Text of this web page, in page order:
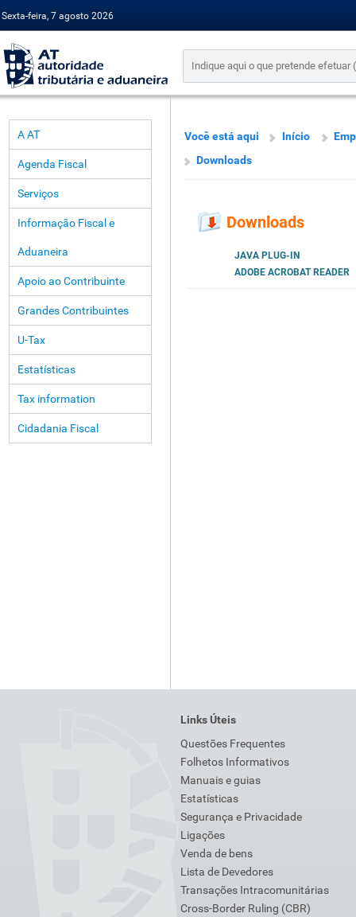
Sexta-feira, 7 agosto 2026
A AT
Agenda Fiscal
Serviços
Informação Fiscal e
Aduaneira
Apoio ao Contribuinte
Grandes Contribuintes
U-Tax
Estatísticas
Tax information
Cidadania Fiscal
Você está aqui Início
Downloads
Downloads
JAVA PLUG-IN
ADOBE ACROBAT READER
Links Úteis
Questões Frequentes
Folhetos Informativos
Manuais e guias
Estatísticas
Segurança e Privacidade
Ligações
Venda de bens
Lista de Devedores
Transações Intracomunitárias
Cross-Border Ruling (CBR)